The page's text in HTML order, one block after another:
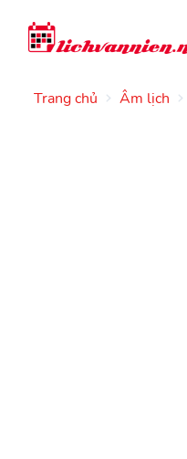
Trang chủ Âm lịch